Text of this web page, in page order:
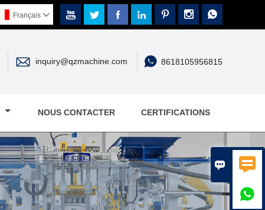
 

      
Français 
 inquiry@qzmachine.com  8618105956815
NOUS CONTACTER CERTIFICATIONS